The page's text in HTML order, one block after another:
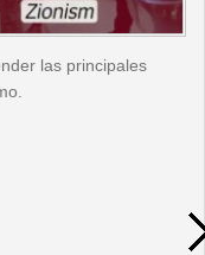
las principales